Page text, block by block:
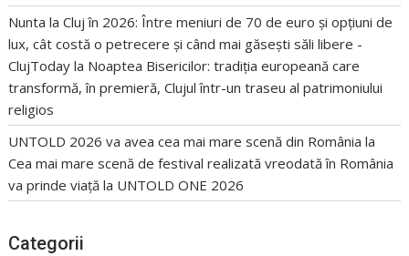
Nunta la Cluj în 2026: Între meniuri de 70 de euro și opțiuni de
lux, cât costă o petrecere și când mai găsești săli libere -
ClujToday la Noaptea Bisericilor: tradiția europeană care
transformă, în premieră, Clujul într-un traseu al patrimoniului
religios
UNTOLD 2026 va avea cea mai mare scenă din România la
Cea mai mare scenă de festival realizată vreodată în România
va prinde viață la UNTOLD ONE 2026
Categorii